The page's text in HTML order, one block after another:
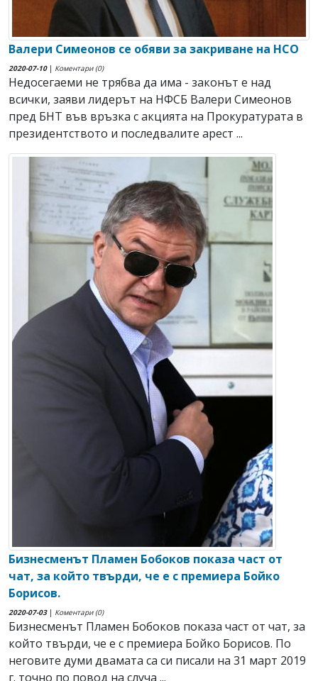
Валери Симеонов се обяви за закриване на НСО
2020-07-10| Коментари (0)
Недосегаеми не трябва да има - законът е над
всички, заяви лидерът на НФСБ Валери Симеонов
пред БНТ във връзка с акцията на Прокуратурата в
президентството и последвалите арест ...
Бизнесменът Пламен Бобоков показа част от
чат, за който твърди, че е с премиера Бойко
Борисов.
2020-07-03| Коментари (0)
Бизнесменът Пламен Бобоков показа част от чат, за
който твърди, че е с премиера Бойко Борисов. По
неговите думи двамата са си писали на 31 март 2019
г. точно по повод на случа ...